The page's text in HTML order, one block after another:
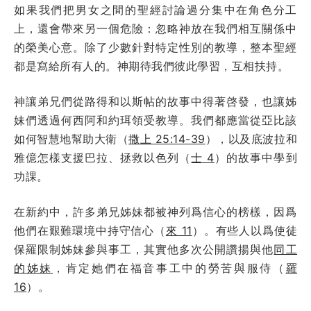
如果我們把男女之間的聖經討論過分集中在角色分工
上，還會帶來另一個危險：忽略神放在我們相互關係中
的榮美心意。除了少數針對特定性別的教導，整本聖經
都是寫給所有人的。神期待我們彼此學習，互相扶持。
神讓弟兄們從路得和以斯帖的故事中得著啓發，也讓姊
妹們透過何西阿和約珥領受教導。我們都應當從亞比該
如何智慧地幫助大衛（撒上 25:14-39 ），以及底波拉和
雅億怎樣支援巴拉、拯救以色列（士 4）的故事中學到
功課。
在新約中，許多弟兄姊妹都被神列爲信心的榜樣，因爲
他們在艱難環境中持守信心（ 來 11 ）。有些人以爲使徒
保羅限制姊妹參與事工，其實他多次公開讚揚與他同工
的姊妹 ，肯定她們在福音事工中的勞苦與服侍（ 羅
16）。